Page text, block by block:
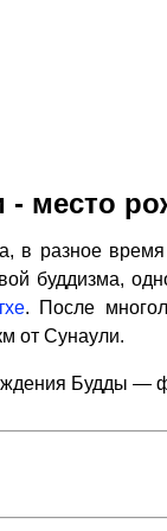
- место
в разное
буддизма,
. После
от Сунаули.
Будды —